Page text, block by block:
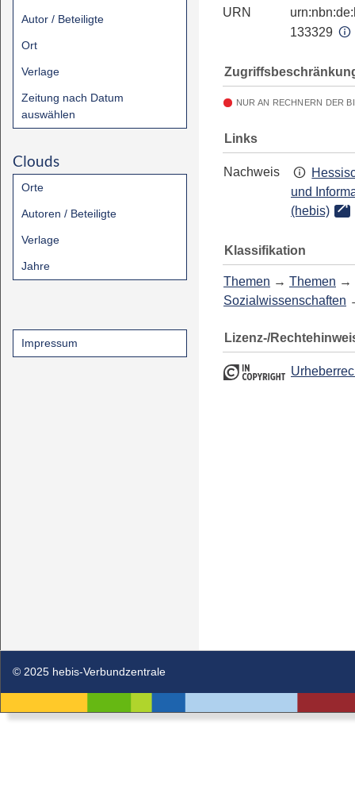
Autor / Beteiligte
Ort
Verlage
Zeitung nach Datum
auswählen
Clouds
Orte
Autoren / Beteiligte
Verlage
Jahre
Impressum
URN
133329
NUR AN RECHNERN DER
Links
Nachweis
und
(hebis)
Klassifikation
Themen → Themen →
Sozialwissenschaften
Lizenz-/
© 2025 hebis-Verbundzentrale